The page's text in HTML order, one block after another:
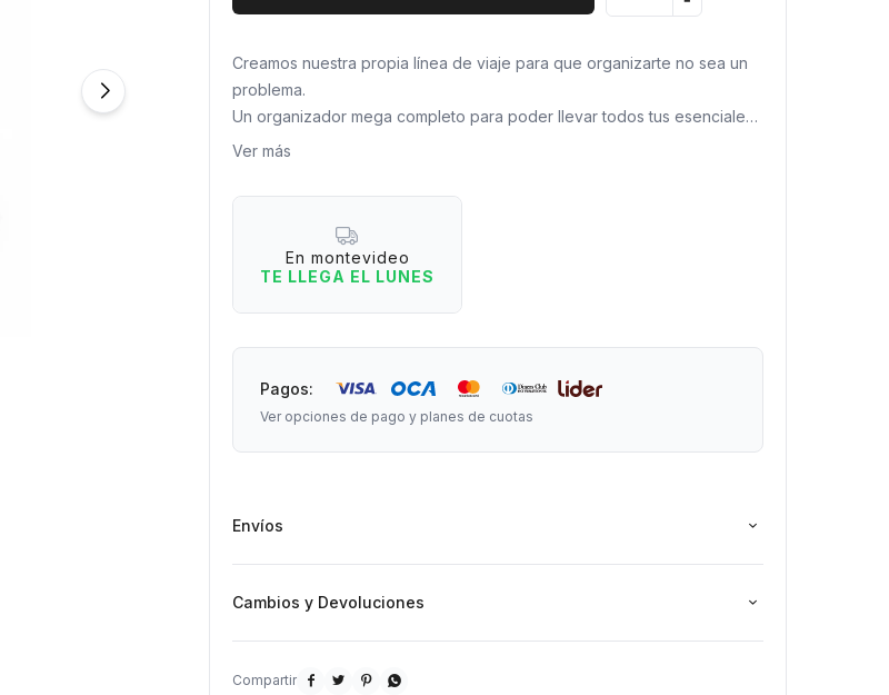
Creamos nuestra propia línea de viaje para que organizarte no sea un
problema.
Un organizador mega completo para poder llevar todos tus esenciales
ordenados y a la vista. Con distintos compartimientos, bolsillos y sobres
en cualquier lugar y usar fácilmente.
Desconectá, disfrutá nuevos destinos y generemos experiencias juntos
en #Petatesporelmundo.
Ver más
En montevideo
TE LLEGA EL LUNES
Pagos:
Ver opciones de pago y planes de cuotas
Envíos
Cambios y Devoluciones
   